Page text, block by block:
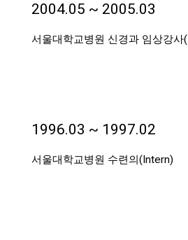
2004.05 ~ 2005.03
서울대학교병원 신경과 임상강사
1996.03 ~ 1997.02
서울대학교병원 수련의(Intern)